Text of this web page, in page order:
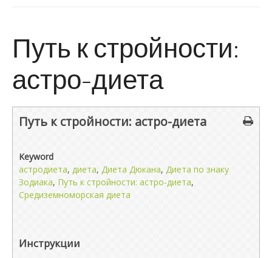
Путь к стройности:
астро-диета
Путь к стройности: астро-диета
Keyword
астродиета, диета, Диета Дюкана, Диета по знаку
Зодиака, Путь к стройности: астро-диета,
Средиземноморская диета
Инструкции